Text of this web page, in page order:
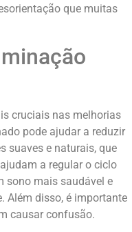
que muitas
cruciais nas melhorias
pode ajudar a reduzir
suaves e naturais, que
a regular o ciclo
sono mais saudável e
Além disso, é importante
causar confusão.